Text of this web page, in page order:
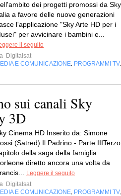
dei progetti promossi da Sky
a favore delle nuove generazioni
l'applicazione "Sky Arte HD per i
per avvicinare i bambini e...
il seguito
Digitalsat
E COMUNICAZIONE PROGRAMMI TV
sui canali Sky
3D
Cinema HD Inserito da: Simone
(Satred) Il Padrino - Parte IIITerzo
della saga della famiglia
diretto ancora una volta da
Leggere il seguito
Digitalsat
E COMUNICAZIONE PROGRAMMI TV